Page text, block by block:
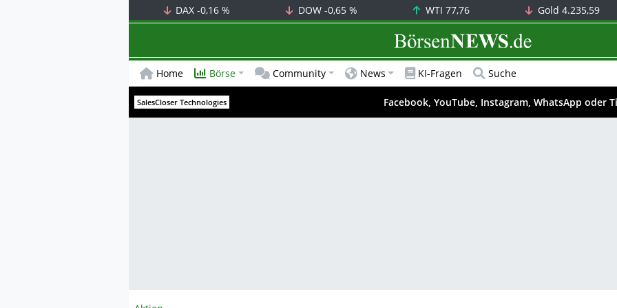
DAX-0,16 % DOW -0,65 % WTI 77,76 Gold 4.235,59
BörsenNEWS.de
Home Börse Community News KI-Fragen Suche
SalesCloser Technologies Facebook, YouTube, Instagram, WhatsApp oder